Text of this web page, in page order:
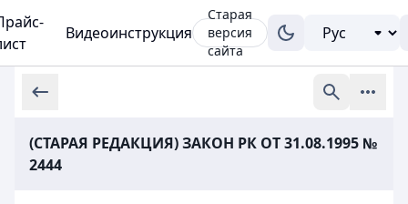
Видеоинструкция
Старая
версия
сайта
(СТАРАЯ РЕДАКЦИЯ) ЗАКОН РК ОТ 31.08.1995 №
2444